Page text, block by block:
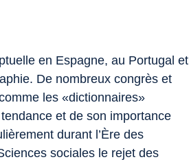
en Espagne, au Portugal et
De nombreux congrès et
les «dictionnaires»
et de son importance
durant l’Ère des
sociales le rejet des